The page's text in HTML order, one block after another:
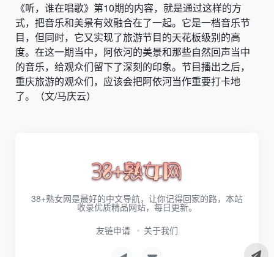
《听，谁在唱歌》第10期的内容，就是通过这样的方
式，把音乐和美景有效融合在了一起。它是一档音乐节
目，但同时，它又实现了旅游节目的天花板级别的高
度。在这一期当中，阿依河的美景和那些自然回声当中
的音乐，给观众们留下了深刻的印象。节目播出之后，
重庆旅游的观众们，应该会把阿依河当作重要打卡地
了。（文/马庆云）
38+熟女网是最好的中文导航，让你记得回家的路，本站
收录优质精品网站，每日更新。
友链申请
关于我们